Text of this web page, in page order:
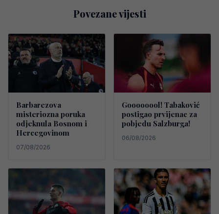
Povezane vijesti
Barbarezova
misteriozna poruka
odjeknula Bosnom i
Hercegovinom
07/08/2026
Goooooool! Tabaković
postigao prvijenac za
pobjedu Salzburga!
06/08/2026